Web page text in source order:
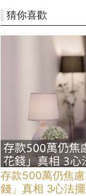
猜你喜歡
存款500萬仍焦
錢」真相 3心法